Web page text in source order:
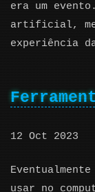
era um
artificial,
experiência
12 Oct 2023
usar no